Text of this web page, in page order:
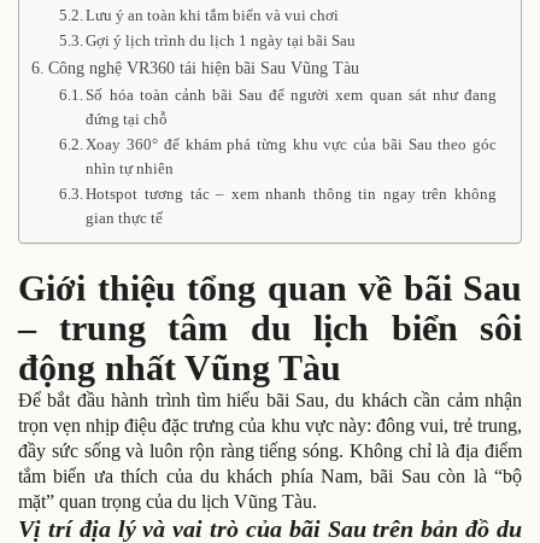
Lưu ý an toàn khi tắm biển và vui chơi
Gợi ý lịch trình du lịch 1 ngày tại bãi Sau
Công nghệ VR360 tái hiện bãi Sau Vũng Tàu
Số hóa toàn cảnh bãi Sau để người xem quan sát như đang
đứng tại chỗ
Xoay 360° để khám phá từng khu vực của bãi Sau theo góc
nhìn tự nhiên
Hotspot tương tác – xem nhanh thông tin ngay trên không
gian thực tế
Giới thiệu tổng quan về bãi Sau
– trung tâm du lịch biển sôi
động nhất Vũng Tàu
Để bắt đầu hành trình tìm hiểu bãi Sau, du khách cần cảm nhận
trọn vẹn nhịp điệu đặc trưng của khu vực này: đông vui, trẻ trung,
đầy sức sống và luôn rộn ràng tiếng sóng. Không chỉ là địa điểm
tắm biển ưa thích của du khách phía Nam, bãi Sau còn là “bộ
mặt” quan trọng của du lịch Vũng Tàu.
Vị trí địa lý và vai trò của bãi Sau trên bản đồ du